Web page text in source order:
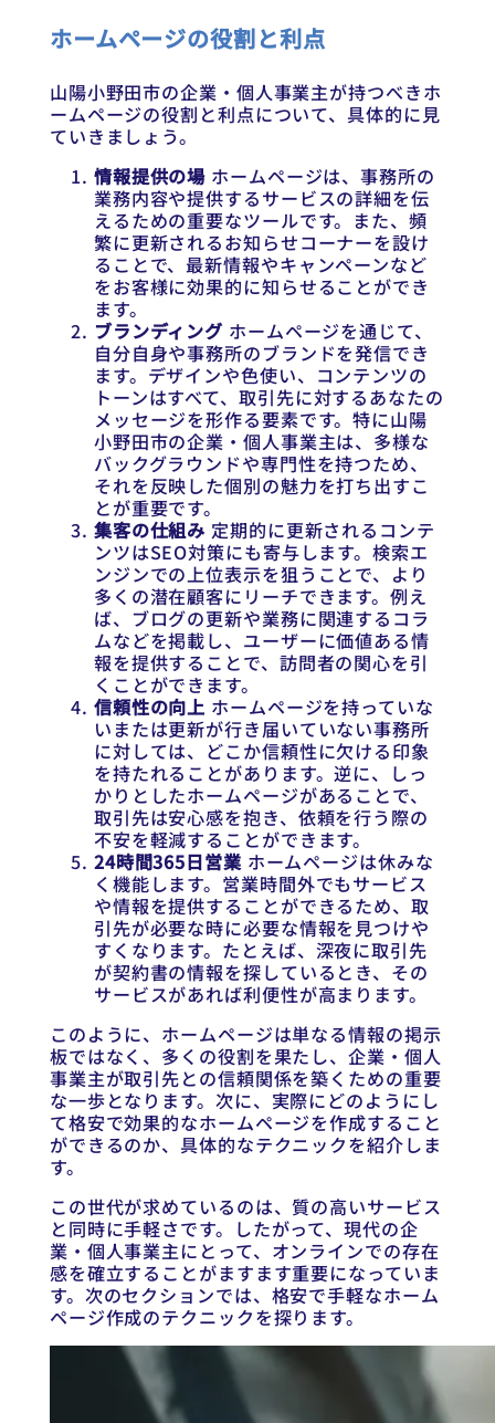
ホームページの役割と利点
山陽小野田市の企業・個人事業主が持つべきホ
ームページの役割と利点について、具体的に見
ていきましょう。
情報提供の場 ホームページは、事務所の
業務内容や提供するサービスの詳細を伝
えるための重要なツールです。また、頻
繁に更新されるお知らせコーナーを設け
ることで、最新情報やキャンペーンなど
をお客様に効果的に知らせることができ
ます。
ブランディング ホームページを通じて、
自分自身や事務所のブランドを発信でき
ます。デザインや色使い、コンテンツの
トーンはすべて、取引先に対するあなたの
メッセージを形作る要素です。特に山陽
小野田市の企業・個人事業主は、多様な
バックグラウンドや専門性を持つため、
それを反映した個別の魅力を打ち出すこ
とが重要です。
集客の仕組み 定期的に更新されるコンテ
ンツはSEO対策にも寄与します。検索エ
ンジンでの上位表示を狙うことで、より
多くの潜在顧客にリーチできます。例え
ば、ブログの更新や業務に関連するコラ
ムなどを掲載し、ユーザーに価値ある情
報を提供することで、訪問者の関心を引
くことができます。
信頼性の向上 ホームページを持っていな
いまたは更新が行き届いていない事務所
に対しては、どこか信頼性に欠ける印象
を持たれることがあります。逆に、しっ
かりとしたホームページがあることで、
取引先は安心感を抱き、依頼を行う際の
不安を軽減することができます。
24時間365日営業ホームページは休みな
く機能します。営業時間外でもサービス
や情報を提供することができるため、取
引先が必要な時に必要な情報を見つけや
すくなります。たとえば、深夜に取引先
が契約書の情報を探しているとき、その
サービスがあれば利便性が高まります。
このように、ホームページは単なる情報の掲示
板ではなく、多くの役割を果たし、企業・個人
事業主が取引先との信頼関係を築くための重要
な一歩となります。次に、実際にどのようにし
て格安で効果的なホームページを作成すること
ができるのか、具体的なテクニックを紹介しま
す。
この世代が求めているのは、質の高いサービス
と同時に手軽さです。したがって、現代の企
業・個人事業主にとって、オンラインでの存在
感を確立することがますます重要になっていま
す。次のセクションでは、格安で手軽なホーム
ページ作成のテクニックを探ります。